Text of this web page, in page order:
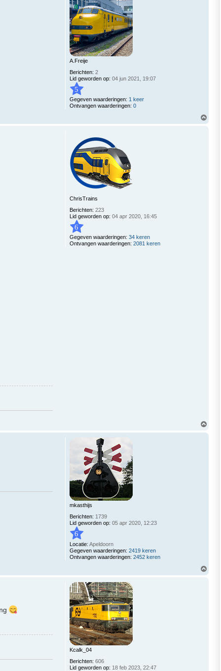
A.Freije
Berichten: 2
Lid geworden op: 04 jun 2021, 19:07
5
Gegeven waarderingen: 1 keer
Ontvangen waarderingen: 0
ChrisTrains
Berichten: 223
Lid geworden op: 04 apr 2020, 16:45
6
Gegeven waarderingen: 34 keren
Ontvangen waarderingen: 2081 keren
mkasthijs
Berichten: 1739
Lid geworden op: 05 apr 2020, 12:23
6
Locatie: Apeldoorn
Gegeven waarderingen: 2419 keren
Ontvangen waarderingen: 2452 keren
Kcalk_04
Berichten: 606
Lid geworden op: 18 feb 2023, 22:47